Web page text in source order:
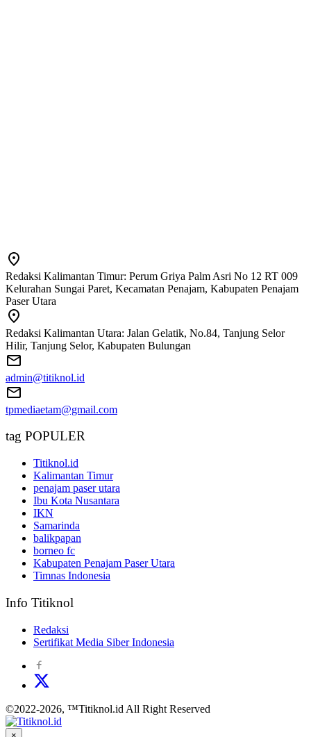
Redaksi Kalimantan Timur: Perum Griya Palm Asri No 12 RT 009
Kelurahan Sungai Paret, Kecamatan Penajam, Kabupaten Penajam
Paser Utara
Redaksi Kalimantan Utara: Jalan Gelatik, No.84, Tanjung Selor
Hilir, Tanjung Selor, Kabupaten Bulungan
admin@titiknol.id
tpmediaetam@gmail.com
tag POPULER
Titiknol.id
Kalimantan Timur
penajam paser utara
Ibu Kota Nusantara
IKN
Samarinda
balikpapan
borneo fc
Kabupaten Penajam Paser Utara
Timnas Indonesia
Info Titiknol
Redaksi
Sertifikat Media Siber Indonesia
©2022-2026, ™Titiknol.id All Right Reserved